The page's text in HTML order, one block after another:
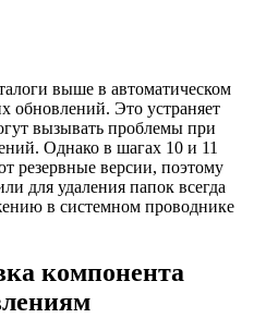
выше в автоматическом
обновлений. Это устраняет
вызывать проблемы при
Однако в шагах 10 и 11
резервные версии, поэтому
для удаления папок всегда
в системном проводнике
компонента